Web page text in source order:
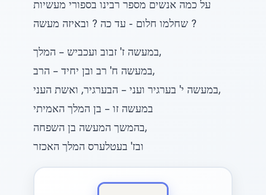
על כמה אנשים מספר רבינו בספורי מעשיות
שחלמו חלום - עד כה ? ובאיזה מעשה ?
במעשה ז' זבוב ועכביש – המלך,
במעשה ח' רב ובן יחיד – הרב,
במעשה י' בערגיר ועני – הבערגיר, ואשת העני,
במעשה זו – בן המלך האמיתי
בהמשך המעשה בן השפחה,
ובז' בעטלערס המלך האכזר